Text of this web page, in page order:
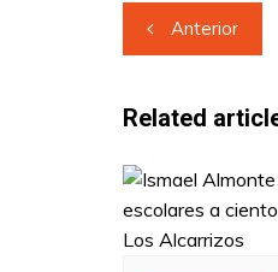
de
entradas
Anterior
Related